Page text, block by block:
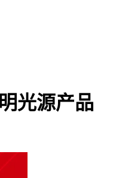
光源产品